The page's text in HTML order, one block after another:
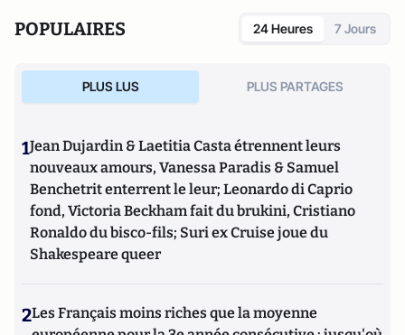
POPULAIRES 24 Heures 7 Jours
PLUS LUS PLUS PARTAGES
1Jean Dujardin & Laetitia Casta étrennent leurs
nouveaux amours, Vanessa Paradis & Samuel
Benchetrit enterrent le leur; Leonardo di Caprio
fond, Victoria Beckham fait du brukini, Cristiano
Ronaldo du bisco-fils; Suri ex Cruise joue du
Shakespeare queer
2Les Français moins riches que la moyenne